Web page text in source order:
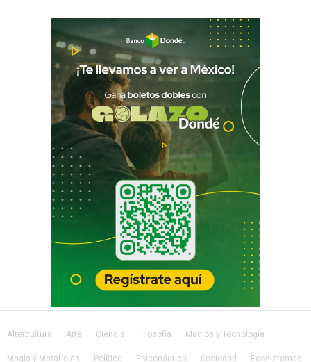
Altercultura Arte Ciencia Filosofía Medios y Tecnología
Magia y Metafísica Política Psiconáutica Sociedad Ecosistemas